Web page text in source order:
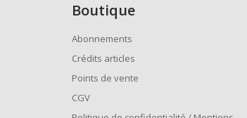
Boutique
Abonnements
Crédits articles
Points de vente
CGV